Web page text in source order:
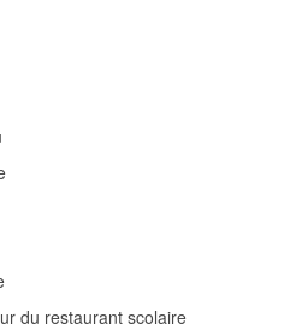
du restaurant scolaire